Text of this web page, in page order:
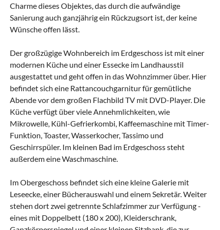
Charme dieses Objektes, das durch die aufwändige
Sanierung auch ganzjährig ein Rückzugsort ist, der keine
Wünsche offen lässt.
Der großzügige Wohnbereich im Erdgeschoss ist mit einer
modernen Küche und einer Essecke im Landhausstil
ausgestattet und geht offen in das Wohnzimmer über. Hier
befindet sich eine Rattancouchgarnitur für gemütliche
Abende vor dem großen Flachbild TV mit DVD-Player. Die
Küche verfügt über viele Annehmlichkeiten, wie
Mikrowelle, Kühl-Gefrierkombi, Kaffeemaschine mit Timer-
Funktion, Toaster, Wasserkocher, Tassimo und
Geschirrspüler. Im kleinen Bad im Erdgeschoss steht
außerdem eine Waschmaschine.
Im Obergeschoss befindet sich eine kleine Galerie mit
Leseecke, einer Bücherauswahl und einem Sekretär. Weiter
stehen dort zwei getrennte Schlafzimmer zur Verfügung -
eines mit Doppelbett (180 x 200), Kleiderschrank,